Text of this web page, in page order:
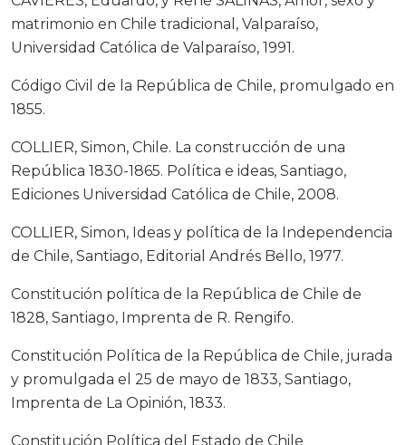
matrimonio en Chile tradicional, Valparaíso,
Universidad Católica de Valparaíso, 1991.
Código Civil de la República de Chile, promulgado en
1855.
COLLIER, Simon, Chile. La construcción de una
República 1830-1865. Política e ideas, Santiago,
Ediciones Universidad Católica de Chile, 2008.
COLLIER, Simon, Ideas y política de la Independencia
de Chile, Santiago, Editorial Andrés Bello, 1977.
Constitución política de la República de Chile de
1828, Santiago, Imprenta de R. Rengifo.
Constitución Política de la República de Chile, jurada
y promulgada el 25 de mayo de 1833, Santiago,
Imprenta de La Opinión, 1833.
Constitución Política del Estado de Chile